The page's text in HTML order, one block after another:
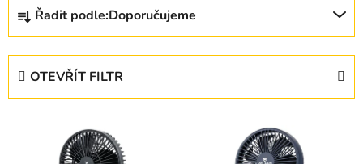
z
Řadit podle:Doporučujeme
OTEVŘÍT FILTR